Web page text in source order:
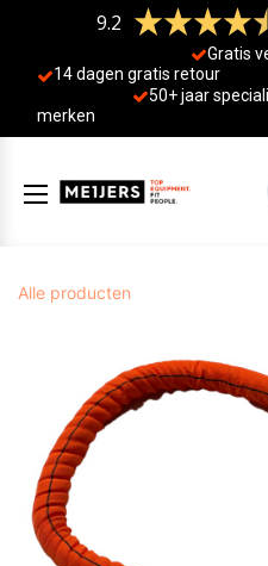
9.2
Gratis
14 dagen gratis retour
50+ jaar
merken
Alle producten